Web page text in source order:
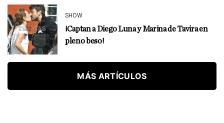
SHOW
¡Captan a Diego Luna y Marina de Tavira en
pleno beso!
MÁS ARTÍCULOS